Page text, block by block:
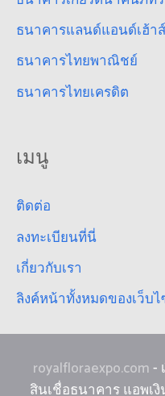
ธนาคารแลนด์แอนด์เฮ้าส์
ธนาคารไทยพาณิชย์
ธนาคารไทยเครดิต
เมนู
ติดต่อ
ลงทะเบียนที่นี่
เกี่ยวกับเรา
ลิงค์หน้าทั้งหมดของเว็บ
royalfloraexpo.com-
สินเชื่อธนาคาร แอพเ